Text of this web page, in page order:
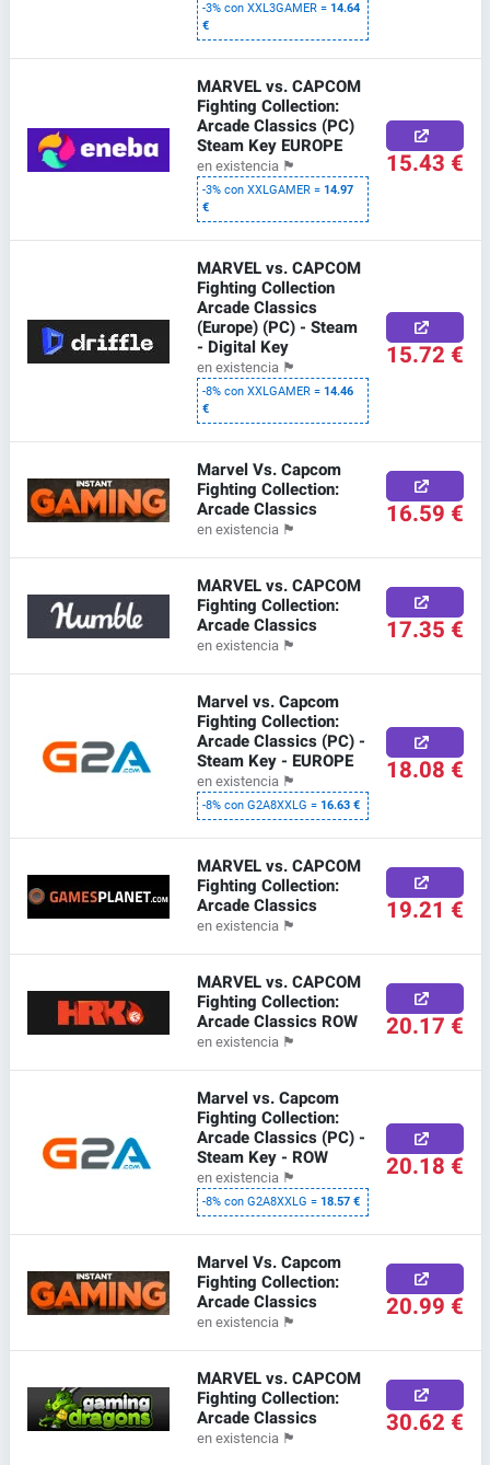
-3% con XXL3GAMER =14.64
€
MARVEL vs. CAPCOM
Fighting Collection:
Arcade Classics (PC)
Steam Key EUROPE
en existencia 🏴
-3% con XXLGAMER =14.97
€
15.43 €
MARVEL vs. CAPCOM
Fighting Collection
Arcade Classics
(Europe) (PC) - Steam
- Digital Key
en existencia 🏴
-8% con XXLGAMER =14.46
€
15.72 €
Marvel Vs. Capcom
Fighting Collection:
Arcade Classics
en existencia 🏴 16.59 €
MARVEL vs. CAPCOM
Fighting Collection:
Arcade Classics
en existencia 🏴 17.35 €
Marvel vs. Capcom
Fighting Collection:
Arcade Classics (PC) -
Steam Key - EUROPE
en existencia 🏴
-8% con G2A8XXLG =16.63 €
18.08 €
MARVEL vs. CAPCOM
Fighting Collection:
Arcade Classics
en existencia 🏴 19.21 €
MARVEL vs. CAPCOM
Fighting Collection:
Arcade Classics ROW
en existencia 🏴 20.17 €
Marvel vs. Capcom
Fighting Collection:
Arcade Classics (PC) -
Steam Key - ROW
en existencia 🏴
-8% con G2A8XXLG =18.57 €
20.18 €
Marvel Vs. Capcom
Fighting Collection:
Arcade Classics
en existencia 🏴 20.99 €
MARVEL vs. CAPCOM
Fighting Collection:
Arcade Classics
en existencia 🏴 30.62 €